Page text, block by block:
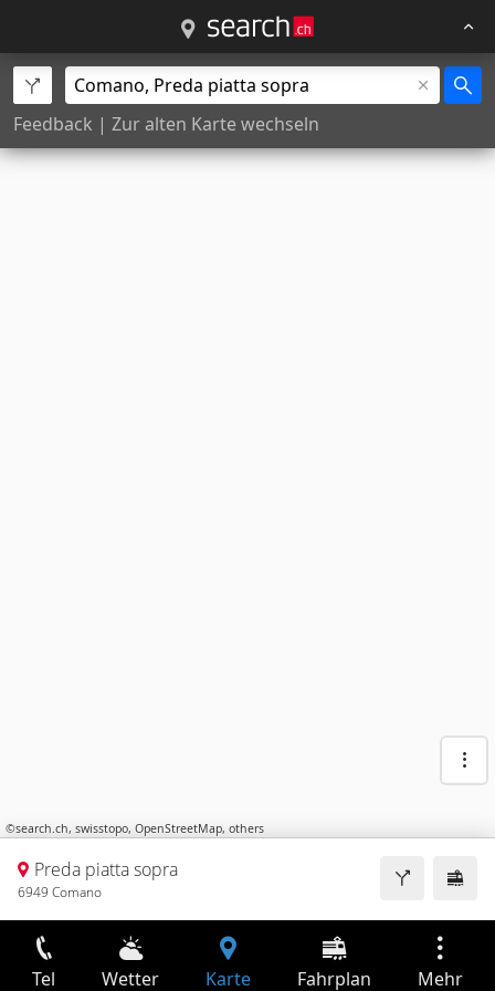
Feedback | Zur alten Karte wechseln
©search.ch, swisstopo, OpenStreetMap, others
Preda piatta sopra
6949 Comano
Tel Wetter Karte Fahrplan Mehr